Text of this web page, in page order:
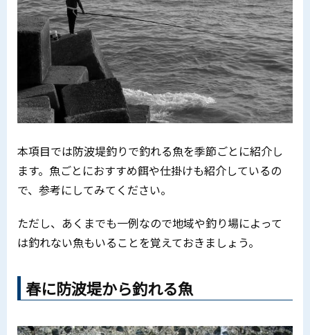
本項目では防波堤釣りで釣れる魚を季節ごとに紹介し
ます。魚ごとにおすすめ餌や仕掛けも紹介しているの
で、参考にしてみてください。
ただし、あくまでも一例なので地域や釣り場によって
は釣れない魚もいることを覚えておきましょう。
春に防波堤から釣れる魚